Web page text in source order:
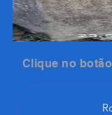
Clique no